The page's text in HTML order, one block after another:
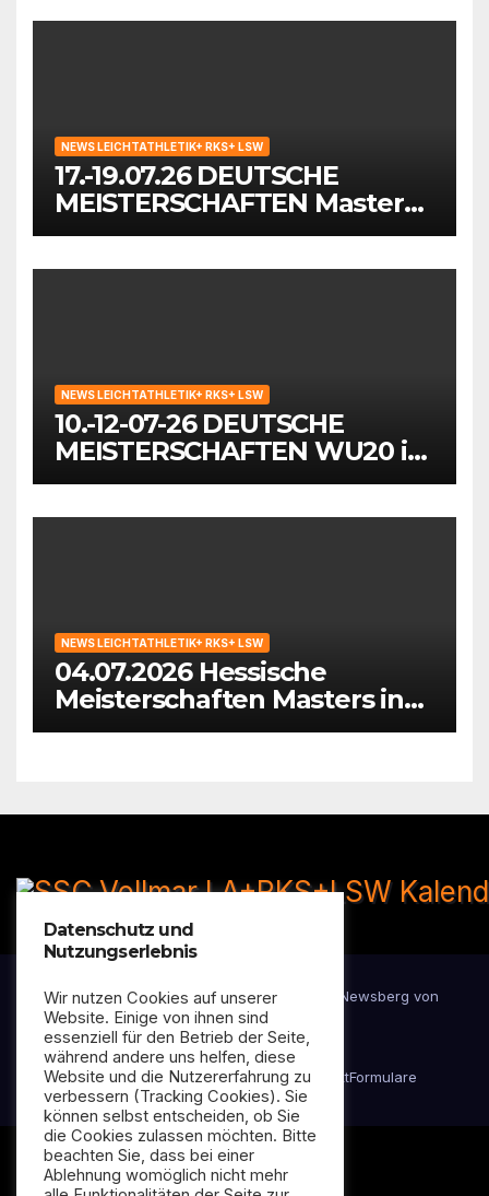
NEWS LEICHTATHLETIK+ RKS+ LSW
17.-19.07.26 DEUTSCHE
MEISTERSCHAFTEN Masters
in Mönchengladbach
NEWS LEICHTATHLETIK+ RKS+ LSW
10.-12-07-26 DEUTSCHE
MEISTERSCHAFTEN WU20 in
Wattenscheid-Bochum
NEWS LEICHTATHLETIK+ RKS+ LSW
04.07.2026 Hessische
Meisterschaften Masters in
Hattersheim
Stolz präsentiert von WordPress| Newsberg von
Themeansar
DatenschutzerklärungImpressumKontaktFormulare
Datenschutz und
Nutzungserlebnis
Wir nutzen Cookies auf unserer
Website. Einige von ihnen sind
essenziell für den Betrieb der Seite,
während andere uns helfen, diese
Website und die Nutzererfahrung zu
verbessern (Tracking Cookies). Sie
können selbst entscheiden, ob Sie
die Cookies zulassen möchten. Bitte
beachten Sie, dass bei einer
Ablehnung womöglich nicht mehr